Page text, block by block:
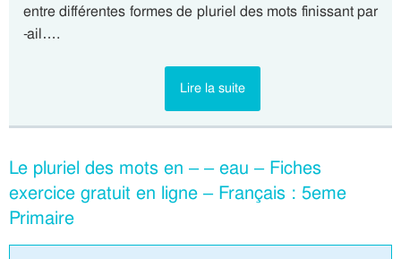
entre différentes formes de pluriel des mots finissant par
-ail….
Lire la suite
Le pluriel des mots en – – eau – Fiches
exercice gratuit en ligne – Français : 5eme
Primaire